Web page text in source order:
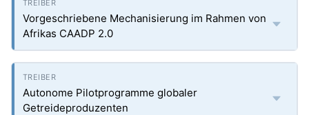
Vorgeschriebene Mechanisierung im Rahmen von
Afrikas CAADP 2.0
Autonome Pilotprogramme globaler
Getreideproduzenten